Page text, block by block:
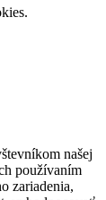
našej
používaním
zariadenia,